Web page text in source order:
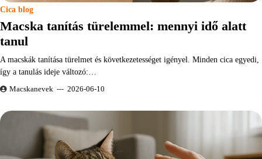
Cica blog
Macska tanítás türelemmel: mennyi idő alatt
tanul
A macskák tanítása türelmet és következetességet igényel. Minden cica egyedi,
így a tanulás ideje változó:…
Macskanevek 2026-06-10